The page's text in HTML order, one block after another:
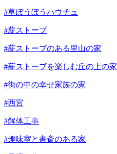
#草ぼうぼうハウチュ
#薪ストーブ
#薪ストーブのある里山の家
#薪ストーブを楽しむ丘の上の家
#街の中の幸せ家族の家
#西宮
#解体工事
#趣味室と書斎のある家